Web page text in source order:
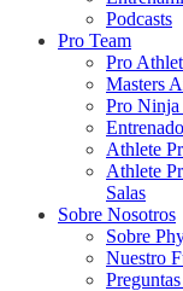
Podcasts
Pro Team
Pro
Masters
Pro Ninja
Athlete
Athlete
Salas
Sobre Nosotros
Sobre
Nuestro